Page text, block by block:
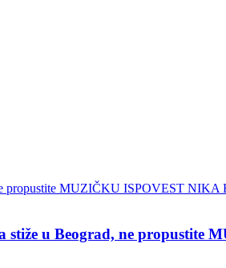
u Beograd, ne propustite